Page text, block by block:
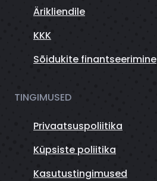
Ärikliendile
KKK
Sõidukite finantseerimine
TINGIMUSED
Privaatsuspoliitika
Küpsiste poliitika
Kasutustingimused